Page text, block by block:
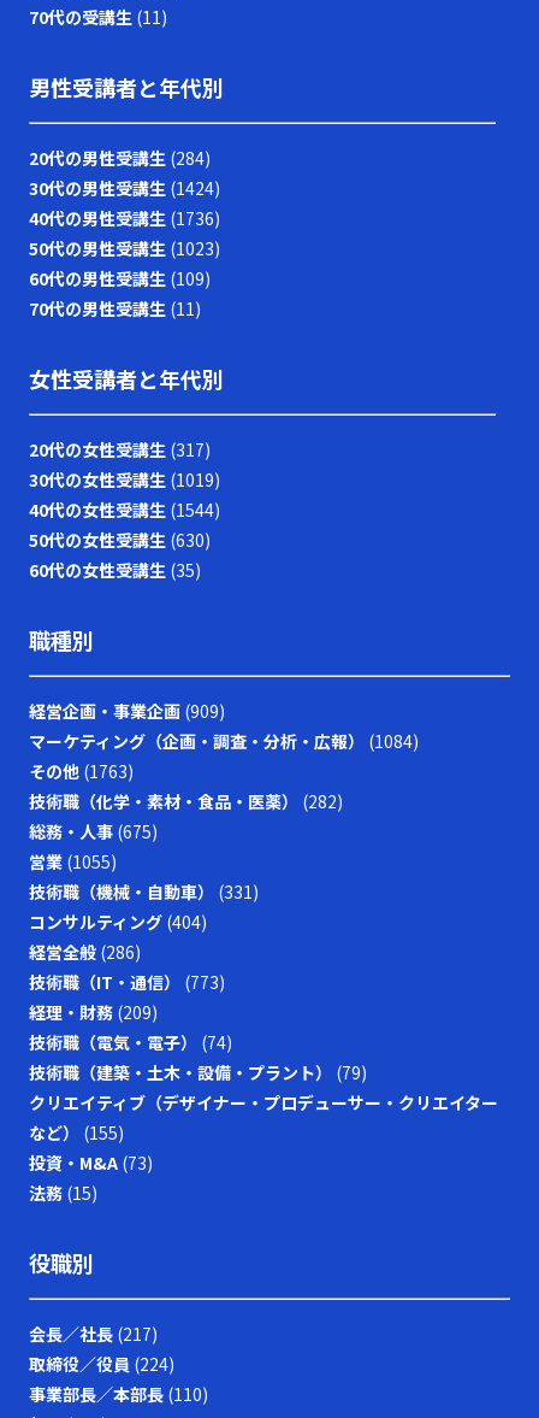
70代の受講生 (11)
男性受講者と年代別
20代の男性受講生 (284)
30代の男性受講生 (1424)
40代の男性受講生 (1736)
50代の男性受講生 (1023)
60代の男性受講生 (109)
70代の男性受講生 (11)
女性受講者と年代別
20代の女性受講生 (317)
30代の女性受講生 (1019)
40代の女性受講生 (1544)
50代の女性受講生 (630)
60代の女性受講生 (35)
職種別
経営企画・事業企画 (909)
マーケティング（企画・調査・分析・広報） (1084)
その他 (1763)
技術職（化学・素材・食品・医薬） (282)
総務・人事 (675)
営業 (1055)
技術職（機械・自動車） (331)
コンサルティング (404)
経営全般 (286)
技術職（IT・通信） (773)
経理・財務 (209)
技術職（電気・電子） (74)
技術職（建築・土木・設備・プラント） (79)
クリエイティブ（デザイナー・プロデューサー・クリエイター
など） (155)
投資・M&A (73)
法務 (15)
役職別
会長／社長 (217)
取締役／役員 (224)
事業部長／本部長 (110)